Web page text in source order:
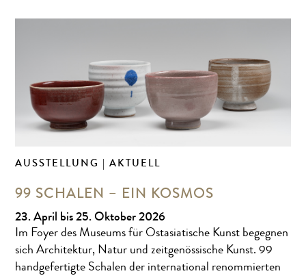
AUSSTELLUNG | AKTUELL
99 SCHALEN – EIN KOSMOS
23. April bis 25. Oktober 2026
Im Foyer des Museums für Ostasiatische Kunst begegnen
sich Architektur, Natur und zeitgenössische Kunst. 99
handgefertigte Schalen der international renommierten